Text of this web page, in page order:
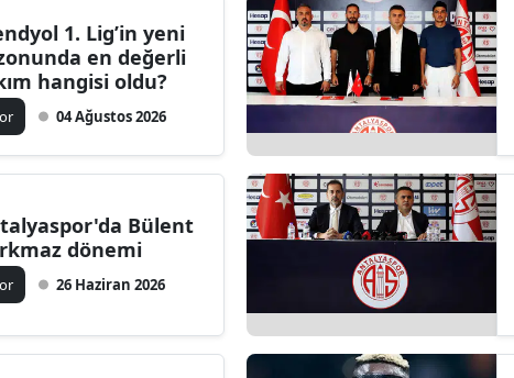
Bilecik
Bingöl
Bitlis
Bolu
Burdur
Bursa
Çankırı
1. Lig’in yeni
en değerli
hangisi oldu?
04 Ağustos 2026
Bülent
dönemi
26 Haziran 2026